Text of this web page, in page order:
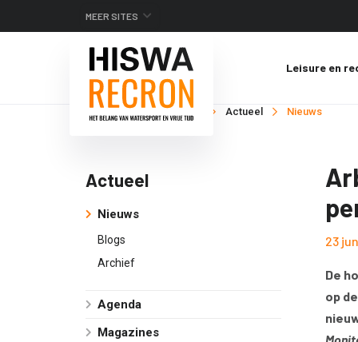
MEER SITES
Leisure en
Je bent hier: Home Actueel Nieuws
23
De
op
Actueel
Nieuws
Blogs
Archief
Agenda
Magazines